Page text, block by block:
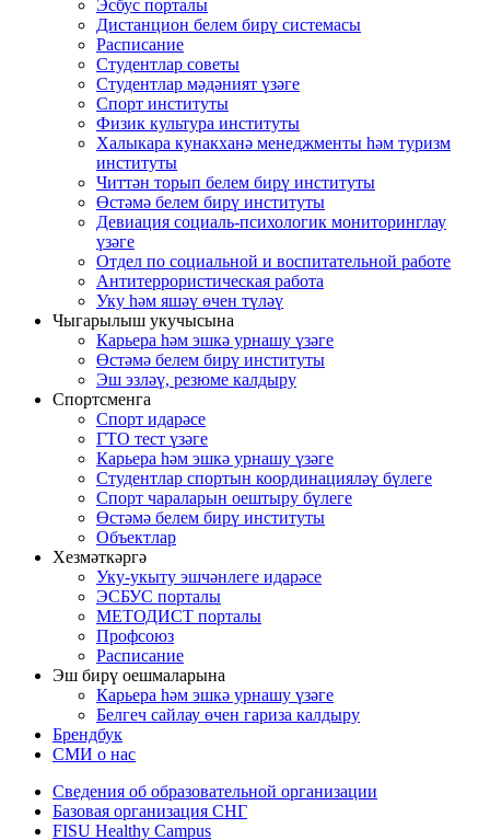
Эсбус порталы
Дистанцион белем бирү системасы
Расписание
Студентлар советы
Студентлар мәдәният үзәге
Спорт институты
Физик культура институты
Халыкара кунакханә менеджменты һәм туризм
институты
Читтән торып белем бирү институты
Өстәмә белем бирү институты
Девиация социаль-психологик мониторинглау
үзәге
Отдел по социальной и воспитательной работе
Антитеррористическая работа
Уку һәм яшәү өчен түләү
Чыгарылыш укучысына
Карьера һәм эшкә урнашу үзәге
Өстәмә белем бирү институты
Эш эзләү, резюме калдыру
Спортсменга
Спорт идарәсе
ГТО тест үзәге
Карьера һәм эшкә урнашу үзәге
Студентлар спортын координацияләү бүлеге
Спорт чараларын оештыру бүлеге
Өстәмә белем бирү институты
Объектлар
Хезмәткәргә
Уку-укыту эшчәнлеге идарәсе
ЭСБУС порталы
МЕТОДИСТ порталы
Профсоюз
Расписание
Эш бирү оешмаларына
Карьера һәм эшкә урнашу үзәге
Белгеч сайлау өчен гариза калдыру
Брендбук
СМИ о нас
Сведения об образовательной организации
Базовая организация СНГ
FISU Healthy Campus